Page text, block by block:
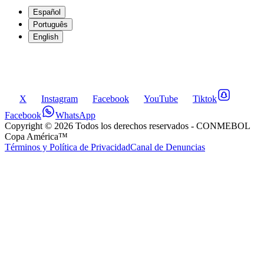
Español
Português
English
X Instagram Facebook YouTube
Tiktok
Facebook
WhatsApp
Copyright © 2026 Todos los derechos reservados - CONMEBOL
Copa América™
Términos y Política de PrivacidadCanal de Denuncias